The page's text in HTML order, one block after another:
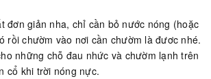
đơn giản nha, chỉ cần bỏ nước nóng (hoặc
rồi chườm vào nơi cần chườm là đươc nhé.
những chỗ đau nhức và chườm lạnh trên
cổ khi trời nóng nực.